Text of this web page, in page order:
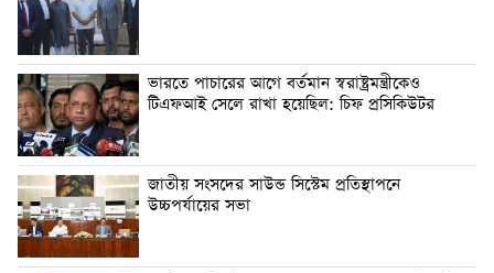
ভারতে পাচারের আগে বর্তমান স্বরাষ্ট্রমন্ত্রীকেও
টিএফআই সেলে রাখা হয়েছিল: চিফ প্রসিকিউটর
জাতীয় সংসদের সাউন্ড সিস্টেম প্রতিস্থাপনে
উচ্চপর্যায়ের সভা